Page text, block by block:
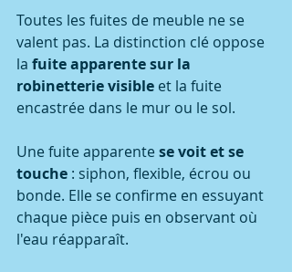
Toutes les fuites de meuble ne se
valent pas. La distinction clé oppose
la fuite apparente sur la
robinetterie visible et la fuite
encastrée dans le mur ou le sol.
Une fuite apparente se voit et se
touche : siphon, flexible, écrou ou
bonde. Elle se confirme en essuyant
chaque pièce puis en observant où
l'eau réapparaît.